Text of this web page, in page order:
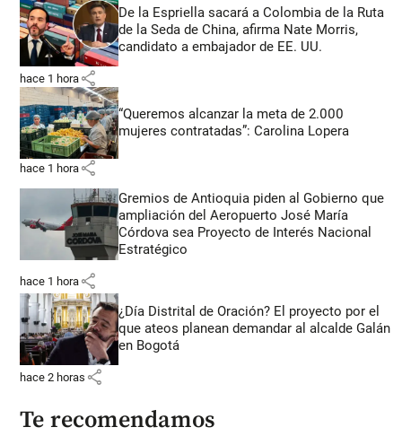
De la Espriella sacará a Colombia de la Ruta
de la Seda de China, afirma Nate Morris,
candidato a embajador de EE. UU.
hace 1 hora share
“Queremos alcanzar la meta de 2.000
mujeres contratadas”: Carolina Lopera
hace 1 hora share
Gremios de Antioquia piden al Gobierno que
ampliación del Aeropuerto José María
Córdova sea Proyecto de Interés Nacional
Estratégico
hace 1 hora share
¿Día Distrital de Oración? El proyecto por el
que ateos planean demandar al alcalde Galán
en Bogotá
hace 2 horas share
Te recomendamos